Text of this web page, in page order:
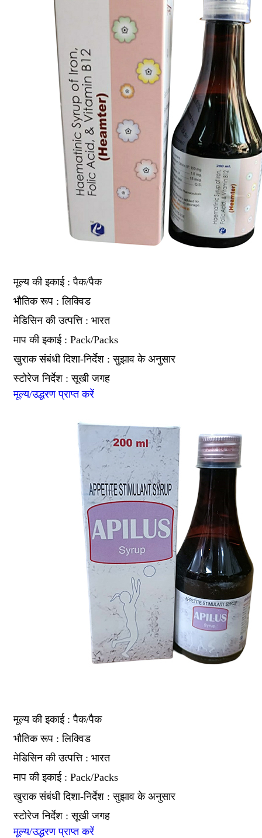
मूल्य की इकाई : पैक/पैक
भौतिक रूप : लिक्विड
मेडिसिन की उत्पत्ति : भारत
माप की इकाई : Pack/Packs
खुराक संबंधी दिशा-निर्देश : सुझाव के अनुसार
स्टोरेज निर्देश : सूखी जगह
मूल्य/उद्धरण प्राप्त करें
मूल्य की इकाई : पैक/पैक
भौतिक रूप : लिक्विड
मेडिसिन की उत्पत्ति : भारत
माप की इकाई : Pack/Packs
खुराक संबंधी दिशा-निर्देश : सुझाव के अनुसार
स्टोरेज निर्देश : सूखी जगह
मूल्य/उद्धरण प्राप्त करें